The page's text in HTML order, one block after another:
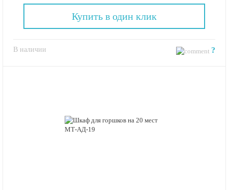
В наличии ?
Купить в один клик